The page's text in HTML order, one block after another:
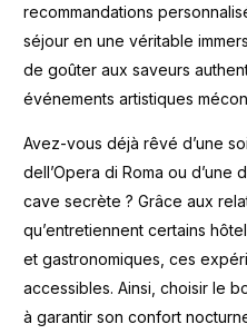
recommandations
séjour en une véritable
de goûter aux saveurs
événements artistiques
Avez-vous déjà rêvé d’une
dell’Opera di Roma ou
cave secrète ? Grâce aux
qu’entretiennent certains
et gastronomiques, ces
accessibles. Ainsi, choisir le
à garantir son confort